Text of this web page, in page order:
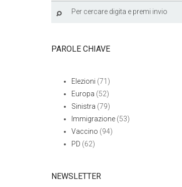
PAROLE CHIAVE
Elezioni (71)
Europa (52)
Sinistra (79)
Immigrazione (53)
Vaccino (94)
PD (62)
NEWSLETTER